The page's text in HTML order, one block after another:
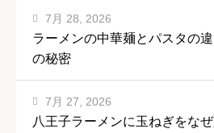
ラーメンの中華麺とパスタの
の秘密
7月 28, 2026
八王子ラーメンに玉ねぎをな
7月 27, 2026